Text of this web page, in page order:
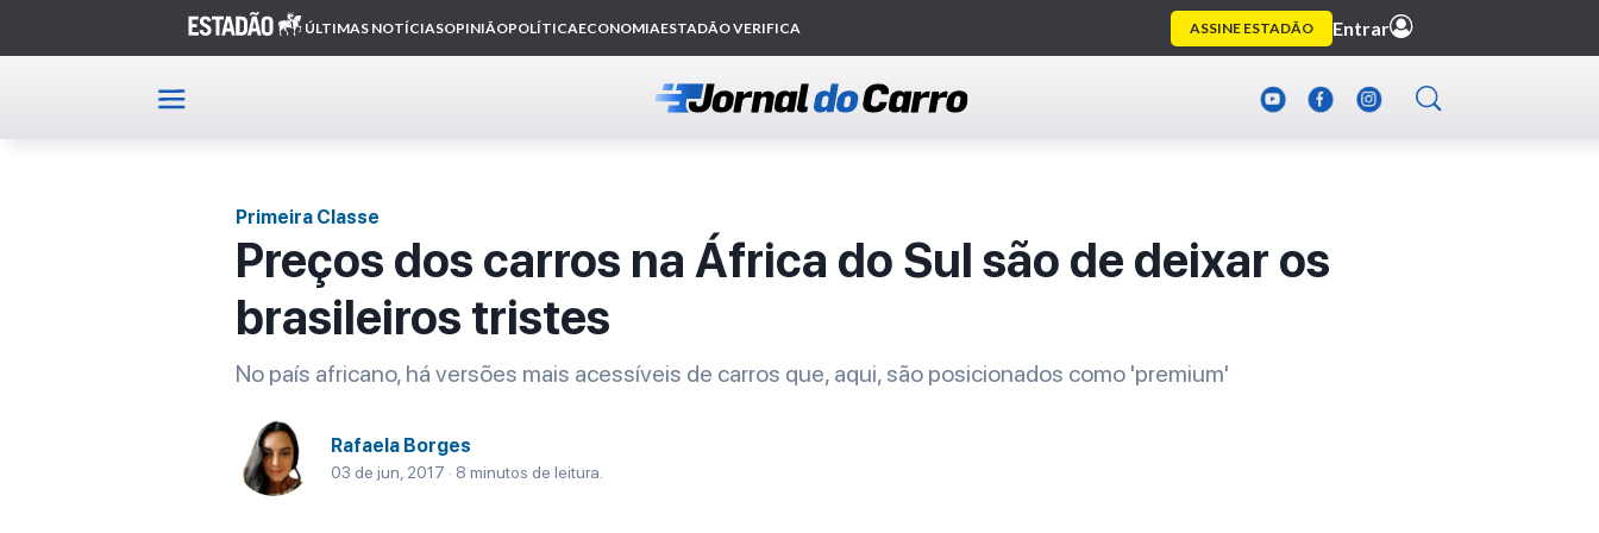
Home
Primeira Classe
Preços dos carros na África do Sul são de deixar os
brasileiros tristes
No país africano, há versões mais acessíveis de carros que, aqui, são posicionados como 'premium'
Rafaela Borges
03 de jun, 2017 · 8 minutos de leitura.